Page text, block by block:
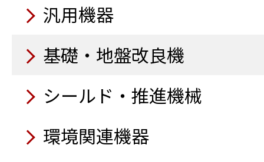
汎用機器
基礎・地盤改良機
シールド・推進機械
環境関連機器